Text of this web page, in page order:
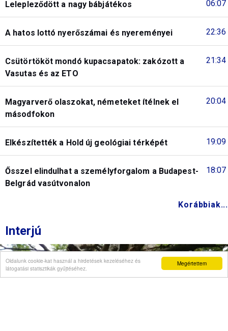
Megértettem
Oldalunk cookie-kat használ a hirdetések kezeléséhez és
látogatási statisztikák gyűjtéséhez.
06:07
Lelepleződött a nagy bábjátékos
22:36
A hatos lottó nyerőszámai és nyereményei
21:34
Csütörtököt mondó kupacsapatok: zakózott a
Vasutas és az ETO
20:04
Magyarverő olaszokat, németeket ítélnek el
másodfokon
19:09
Elkészítették a Hold új geológiai térképét
18:07
Ősszel elindulhat a személyforgalom a Budapest-
Belgrád vasútvonalon
Korábbiak...
Interjú